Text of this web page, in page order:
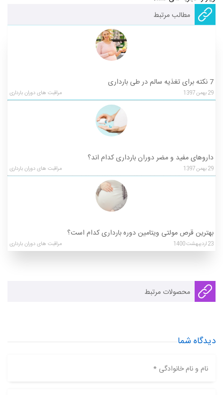
مطالب مرتبط
7 نکته برای تغذیه سالم در طی بارداری
29بهمن1397 مراقبت های دوران بارداری
داروهای مفید و مضر دوران بارداری کدام اند؟
29بهمن1397 مراقبت های دوران بارداری
بهترین قرص مولتی ویتامین دوره بارداری کدام است؟
23اردیبهشت1400 مراقبت های دوران بارداری
محصولات مرتبط
دیدگاه شما
نام و نام خانوادگی *